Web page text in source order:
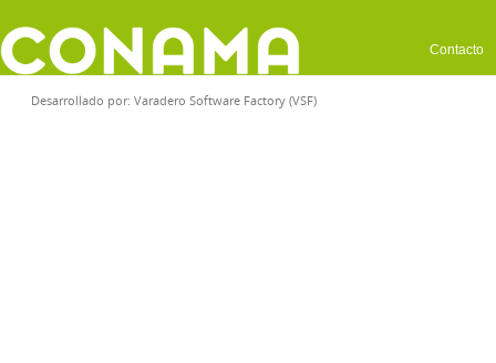
Contacto
Desarrollado por: Varadero Software Factory (VSF)